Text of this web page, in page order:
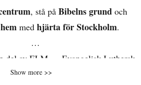
, stå på Bibelns grund och
med hjärta för Stockholm.
del av ELM — Evangelisk Luthersk
Smala gränd 5 i centrala Stockholm
Show more >>